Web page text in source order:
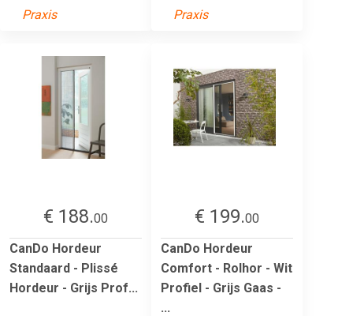
Praxis
Praxis
€ 188.00
CanDo Hordeur
Standaard - Plissé
Hordeur - Grijs Prof...
€ 199.00
CanDo Hordeur
Comfort - Rolhor - Wit
Profiel - Grijs Gaas -
...